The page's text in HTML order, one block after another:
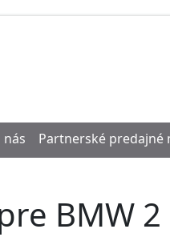
nás Partnerské predajné
BMW